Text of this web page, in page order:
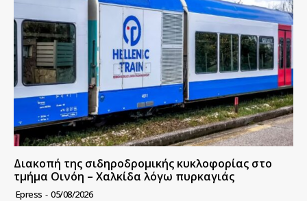
Διακοπή της σιδηροδρομικής κυκλοφορίας στο
τμήμα Οινόη – Χαλκίδα λόγω πυρκαγιάς
Epress - 05/08/2026